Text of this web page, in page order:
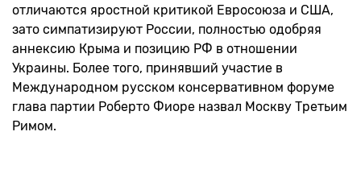
отличаются яростной критикой Евросоюза и США,
зато симпатизируют России, полностью одобряя
аннексию Крыма и позицию РФ в отношении
Украины. Более того, принявший участие в
Международном русском консервативном форуме
глава партии Роберто Фиоре назвал Москву Третьим
Римом.